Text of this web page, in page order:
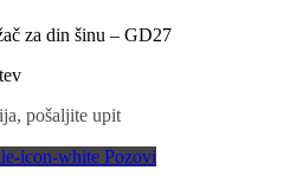
za din šinu – GD27
pošaljite upit
Pozovi